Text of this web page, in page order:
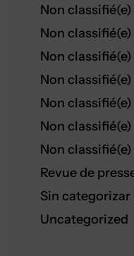
Non classifié(e)
Non classifié(e)
Non classifié(e)
Non classifié(e)
Non classifié(e)
Non classifié(e)
Non classifié(e)
Revue de
Sin categorizar
Uncategorized